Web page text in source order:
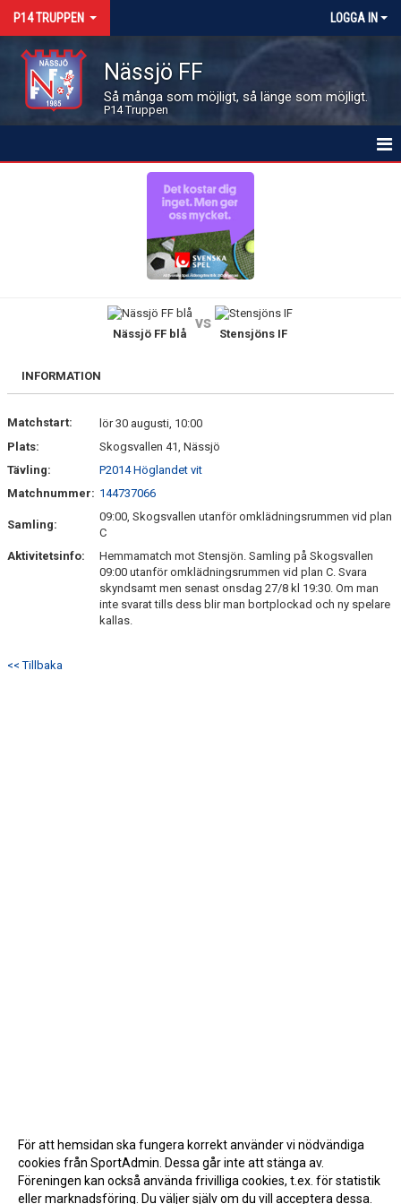
P14 TRUPPEN LOGGA IN
Nässjö FF
Så många som möjligt, så länge som möjligt.
P14 Truppen
LEDARE OCH SPELARE
BILDGALLERI
INFO TRÄNINGSGRUPPEN
Nässjö FF blå
vs
Stensjöns IF
INFORMATION
Matchstart:
lör 30 augusti, 10:00
Plats:
Skogsvallen 41, Nässjö
Tävling:
P2014 Höglandet vit
Matchnummer: 144737066
Samling:
09:00, Skogsvallen utanför omklädningsrummen vid plan
C
Aktivitetsinfo:
Hemmamatch mot Stensjön. Samling på Skogsvallen
09:00 utanför omklädningsrummen vid plan C. Svara
skyndsamt men senast onsdag 27/8 kl 19:30. Om man
inte svarat tills dess blir man bortplockad och ny spelare
kallas.
<< Tillbaka
För att hemsidan ska fungera korrekt använder vi nödvändiga
cookies från SportAdmin. Dessa går inte att stänga av.
Föreningen kan också använda frivilliga cookies, t.ex. för statistik
eller marknadsföring. Du väljer själv om du vill acceptera dessa.